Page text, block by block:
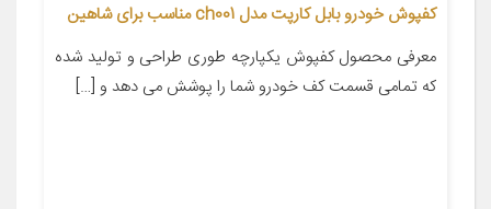
کفپوش خودرو بابل کارپت مدل ch001 مناسب برای شاهین
معرفی محصول کفپوش یکپارچه طوری طراحی و تولید شده
که تمامی قسمت کف خودرو شما را پوشش می دهد و […]